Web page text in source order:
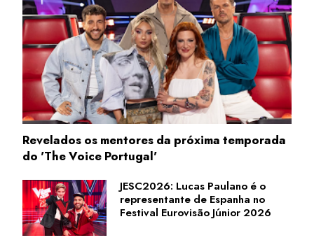
Revelados os mentores da próxima temporada
do 'The Voice Portugal'
JESC2026: Lucas Paulano é o
representante de Espanha no
Festival Eurovisão Júnior 2026